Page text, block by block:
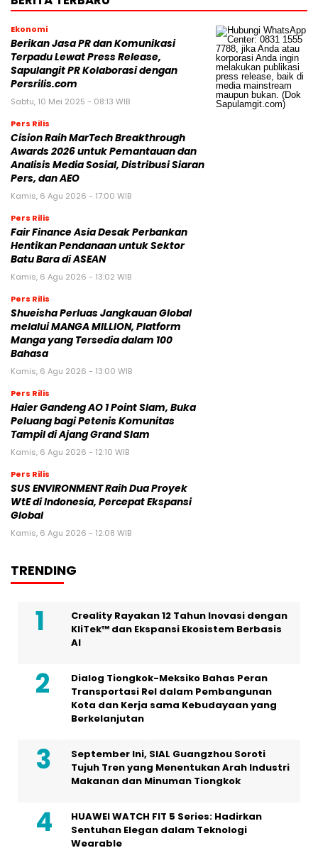
Ekonomi
Berikan Jasa PR dan Komunikasi
Terpadu Lewat Press Release,
Sapulangit PR Kolaborasi dengan
Persrilis.com
Sabtu, 10 Mei 2025 - 08:13 WIB
Pers Rilis
Cision Raih MarTech Breakthrough
Awards 2026 untuk Pemantauan dan
Analisis Media Sosial, Distribusi Siaran
Pers, dan AEO
Kamis, 6 Agu 2026 - 17:00 WIB
Pers Rilis
Fair Finance Asia Desak Perbankan
Hentikan Pendanaan untuk Sektor
Batu Bara di ASEAN
Kamis, 6 Agu 2026 - 13:02 WIB
Pers Rilis
Shueisha Perluas Jangkauan Global
melalui MANGA MILLION, Platform
Manga yang Tersedia dalam 100
Bahasa
Kamis, 6 Agu 2026 - 13:00 WIB
Pers Rilis
Haier Gandeng AO 1 Point Slam, Buka
Peluang bagi Petenis Komunitas
Tampil di Ajang Grand Slam
Kamis, 6 Agu 2026 - 12:10 WIB
Pers Rilis
SUS ENVIRONMENT Raih Dua Proyek
WtE di Indonesia, Percepat Ekspansi
Global
Kamis, 6 Agu 2026 - 12:08 WIB
TRENDING
Creality Rayakan 12 Tahun Inovasi dengan
KliTek™ dan Ekspansi Ekosistem Berbasis
AI
Dialog Tiongkok-Meksiko Bahas Peran
Transportasi Rel dalam Pembangunan
Kota dan Kerja sama Kebudayaan yang
Berkelanjutan
September Ini, SIAL Guangzhou Soroti
Tujuh Tren yang Menentukan Arah Industri
Makanan dan Minuman Tiongkok
HUAWEI WATCH FIT 5 Series: Hadirkan
Sentuhan Elegan dalam Teknologi
Wearable